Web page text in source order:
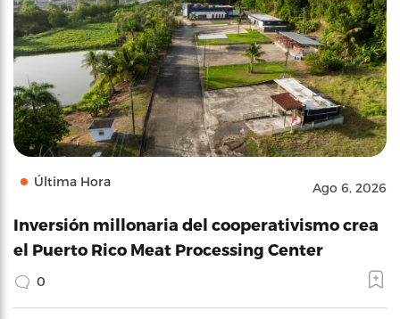
Última Hora Ago 6, 2026
Inversión millonaria del cooperativismo crea
el Puerto Rico Meat Processing Center
0